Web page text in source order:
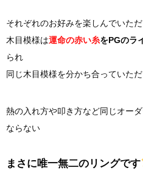
それぞれのお好みを楽しんでいた
木目模様は運命の赤い糸をPGのラ
られ
同じ木目模様を分かち合っていた
熱の入れ方や叩き方など同じオー
ならない
まさに唯一無二のリングです